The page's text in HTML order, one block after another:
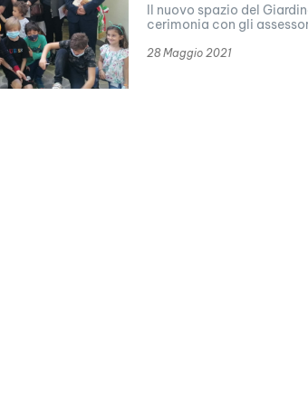
Il nuovo spazio del
cerimonia con gli
28 Maggio 2021